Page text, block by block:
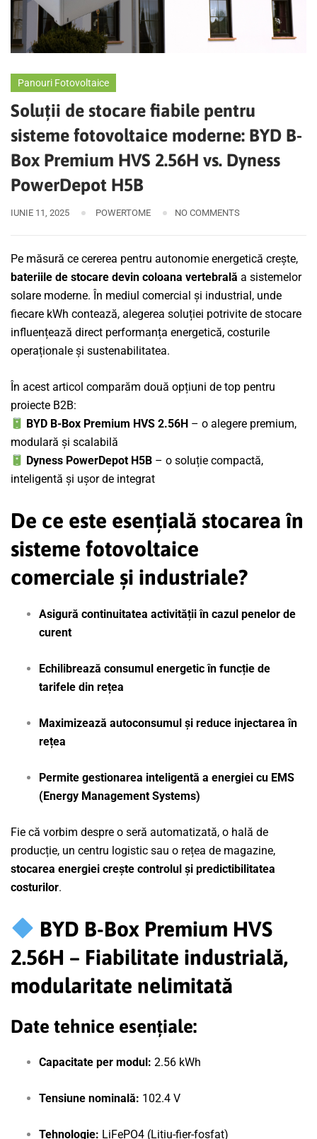
Panouri Fotovoltaice
Soluții de stocare fiabile pentru
sisteme fotovoltaice moderne: BYD B-
Box Premium HVS 2.56H vs. Dyness
PowerDepot H5B
IUNIE 11, 2025 POWERTOME NO COMMENTS
Pe măsură ce cererea pentru autonomie energetică crește,
bateriile de stocare devin coloana vertebrală a sistemelor
solare moderne. În mediul comercial și industrial, unde
fiecare kWh contează, alegerea soluției potrivite de stocare
influențează direct performanța energetică, costurile
operaționale și sustenabilitatea.
În acest articol comparăm două opțiuni de top pentru
proiecte B2B:
BYD B-Box Premium HVS 2.56H – o alegere premium,
modulară și scalabilă
Dyness PowerDepot H5B – o soluție compactă,
inteligentă și ușor de integrat
De ce este esențială stocarea în
sisteme fotovoltaice
comerciale și industriale?
Asigură continuitatea activității în cazul penelor de
curent
Echilibrează consumul energetic în funcție de
tarifele din rețea
Maximizează autoconsumul și reduce injectarea în
rețea
Permite gestionarea inteligentă a energiei cu EMS
(Energy Management Systems)
Fie că vorbim despre o seră automatizată, o hală de
producție, un centru logistic sau o rețea de magazine,
stocarea energiei crește controlul și predictibilitatea
costurilor.
BYD B-Box Premium HVS
2.56H – Fiabilitate industrială,
modularitate nelimitată
Date tehnice esențiale:
Capacitate per modul: 2.56 kWh
Tensiune nominală: 102.4 V
Tehnologie: LiFePO4 (Litiu-fier-fosfat)